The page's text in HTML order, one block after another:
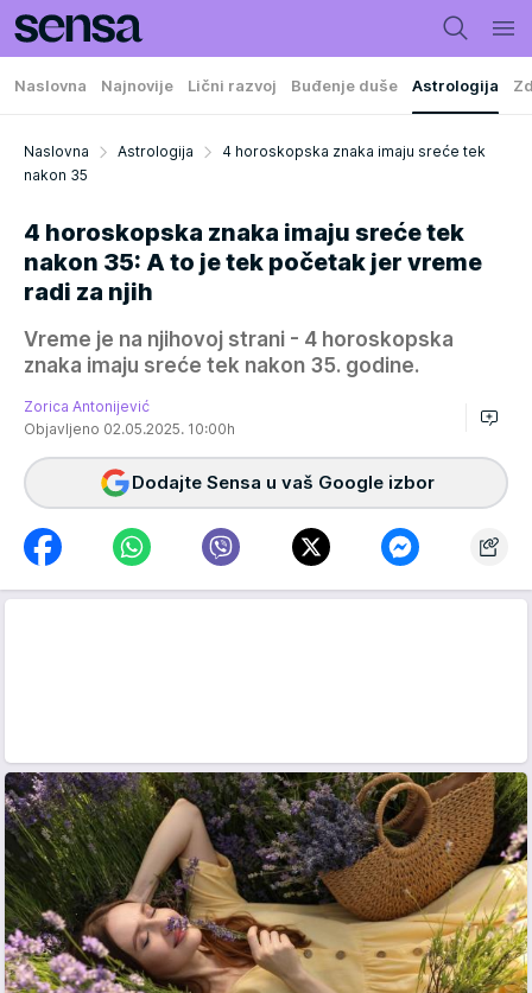
Naslovna Najnovije Lični razvoj Buđenje duše Astrologija
Naslovna Astrologija
4 horoskopska znaka imaju sreće tek
nakon 35
4 horoskopska znaka imaju sreće tek
nakon 35: A to je tek početak jer vreme
radi za njih
Vreme je na njihovoj strani - 4 horoskopska
znaka imaju sreće tek nakon 35. godine.
Zorica Antonijević
Objavljeno 02.05.2025. 10:00h
Dodajte Sensa u vaš Google izbor